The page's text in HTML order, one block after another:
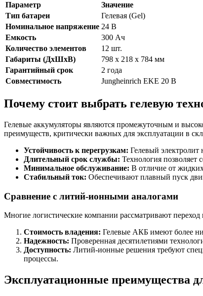
Параметр
Значение
Тип батареи
Гелевая (Gel)
Номинальное напряжение 24 В
Емкость
300 Ач
Количество элементов
12 шт.
Габариты (ДхШхВ)
798 x 218 x 784 мм
Гарантийный срок
2 года
Совместимость
Jungheinrich EKE 20 B
Почему стоит выбрать гелевую
Гелевые аккумуляторы являются промежуточным и
преимуществ, критически важных для эксплуатации в
Устойчивость к перегрузкам: Гелевый электролит
Длительный срок службы: Технология
Минимальное обслуживание: В отличие от
Стабильный ток: Обеспечивают плавный пуск
Сравнение с литий-ионными аналогами
Многие логистические компании рассматривают
Стоимость владения: Гелевые АКБ имеют более
Надежность: Проверенная десятилетиями
Доступность: Литий-ионные решения требуют
процессы.
Эксплуатационные преимущества